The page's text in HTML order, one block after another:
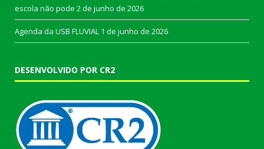
escola não pode 2 de junho de 2026
Agenda da USB FLUVIAL 1 de junho de 2026
DESENVOLVIDO POR CR2